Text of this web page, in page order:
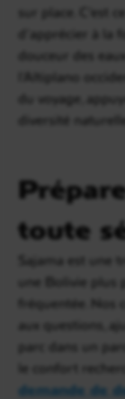
sur place.
d’apprécier à
douceur des
l’Altiplano
du voyage,
diversité
toute
Sajama est une
une Bolivie plus
fréquentée.
aux questions,
parc dans un
le confort
demande de